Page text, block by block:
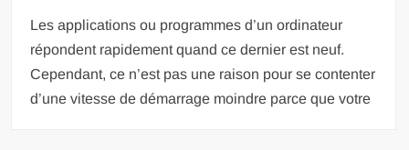
Les applications ou programmes d’un ordinateur
répondent rapidement quand ce dernier est neuf.
Cependant, ce n’est pas une raison pour se contenter
d’une vitesse de démarrage moindre parce que votre